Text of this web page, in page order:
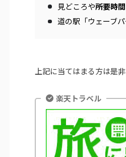
見どころや所要時間
道の駅「ウェーブ
上記に当てはまる方は是
楽天トラベル